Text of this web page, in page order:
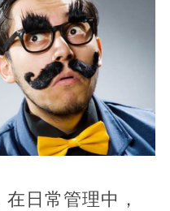
日常管理中，